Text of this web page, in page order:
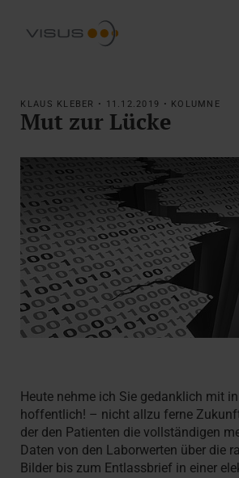
KLAUS KLEBER • 11.12.2019 • KOLUMNE
Mut zur Lücke
Heute nehme ich Sie gedanklich mit
hoffentlich! – nicht allzu ferne
der den Patienten die vollständigen
Daten von den Laborwerten über die
Bilder bis zum Entlassbrief in einer